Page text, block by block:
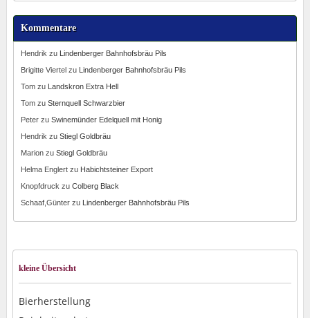
Kommentare
Hendrik zu
Lindenberger Bahnhofsbräu Pils
Brigitte Viertel zu
Lindenberger Bahnhofsbräu Pils
Tomzu
Landskron Extra Hell
Tomzu Sternquell Schwarzbier
Peterzu Swinemünder Edelquell mit Honig
Hendrik zu Stiegl Goldbräu
Marionzu Stiegl Goldbräu
Helma Englertzu Habichtsteiner Export
Knopfdruck zu Colberg Black
Schaaf,Günterzu Lindenberger Bahnhofsbräu Pils
kleine Übersicht
Bierherstellung